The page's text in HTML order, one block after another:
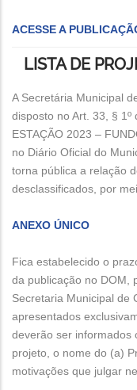
ACESSE A
LISTA DE
A Secretária Municipal
disposto no Art. 33, § 1º
ESTAÇÃO 2023 –
no Diário Oficial do
torna pública a relação
desclassificados, por
ANEXO ÚNICO
Fica estabelecido o
da publicação no DOM,
Secretaria Municipal de
apresentados
deverão ser informados
projeto, o nome do (a)
motivações que julgar